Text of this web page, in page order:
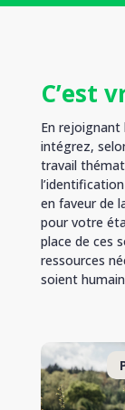
C’est
En rejoignant
intégrez,
travail
en faveur de
pour votre
place de ces
ressources
soient